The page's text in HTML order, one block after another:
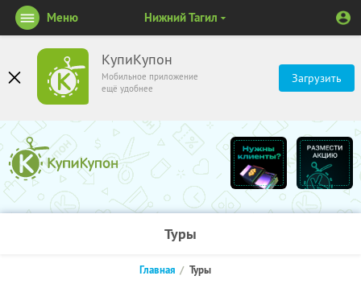
КупиКупон
Мобильное приложение
ещё удобнее
Загрузить
Меню Нижний Тагил
Туры
Главная Туры